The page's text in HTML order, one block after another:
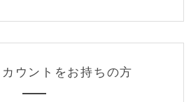
ウントをお持ちの方